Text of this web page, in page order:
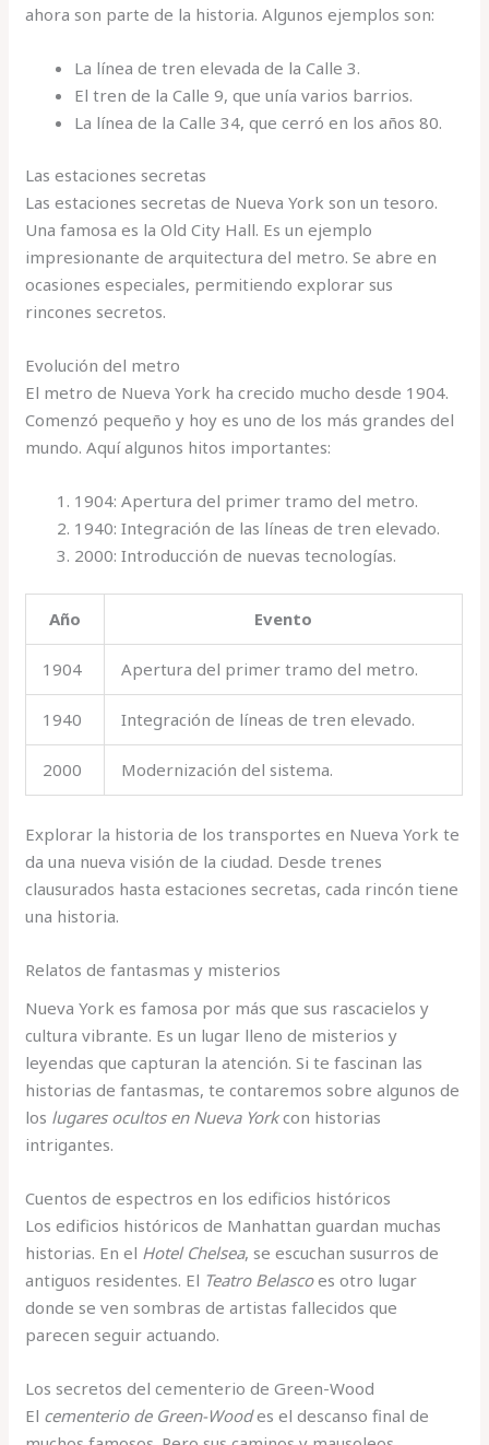
ahora son parte de la historia. Algunos ejemplos son:
La línea de tren elevada de la Calle 3.
El tren de la Calle 9, que unía varios barrios.
La línea de la Calle 34, que cerró en los años 80.
Las estaciones secretas
Las estaciones secretas de Nueva York son un tesoro.
Una famosa es la Old City Hall. Es un ejemplo
impresionante de arquitectura del metro. Se abre en
ocasiones especiales, permitiendo explorar sus
rincones secretos.
Evolución del metro
El metro de Nueva York ha crecido mucho desde 1904.
Comenzó pequeño y hoy es uno de los más grandes del
mundo. Aquí algunos hitos importantes:
1904: Apertura del primer tramo del metro.
1940: Integración de las líneas de tren elevado.
2000: Introducción de nuevas tecnologías.
Año Evento
1904 Apertura del primer tramo del metro.
1940 Integración de líneas de tren elevado.
2000 Modernización del sistema.
Explorar la historia de los transportes en Nueva York te
da una nueva visión de la ciudad. Desde trenes
clausurados hasta estaciones secretas, cada rincón tiene
una historia.
Relatos de fantasmas y misterios
Nueva York es famosa por más que sus rascacielos y
cultura vibrante. Es un lugar lleno de misterios y
leyendas que capturan la atención. Si te fascinan las
historias de fantasmas, te contaremos sobre algunos de
los lugares ocultos en Nueva Yorkcon historias
intrigantes.
Cuentos de espectros en los edificios históricos
Los edificios históricos de Manhattan guardan muchas
historias. En el Hotel Chelsea, se escuchan susurros de
antiguos residentes. El Teatro Belascoes otro lugar
donde se ven sombras de artistas fallecidos que
parecen seguir actuando.
Los secretos del cementerio de Green-Wood
El cementerio de Green-Woodes el descanso final de